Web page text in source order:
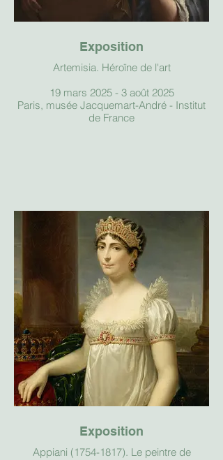
Exposition
Artemisia. Héroïne de l'art
19 mars 2025 - 3 août 2025
Paris, musée Jacquemart-André - Institut
de France
Exposition
Appiani (1754-1817). Le peintre de